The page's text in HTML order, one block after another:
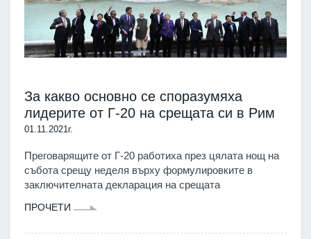
За какво основно се споразумяха
лидерите от Г-20 на срещата си в Рим
01.11.2021г.
Преговарящите от Г-20 работиха през цялата нощ на
събота срещу неделя върху формулировките в
заключителната декларация на срещата
ПРОЧЕТИ